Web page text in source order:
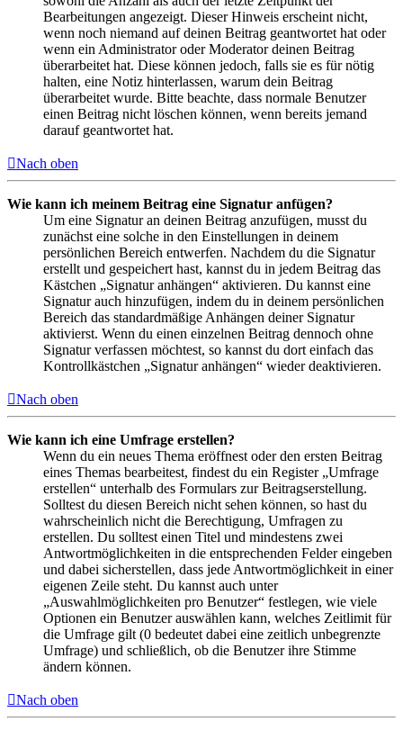
Bearbeitungen angezeigt. Dieser Hinweis erscheint nicht,
wenn noch niemand auf deinen Beitrag geantwortet hat oder
wenn ein Administrator oder Moderator deinen Beitrag
überarbeitet hat. Diese können jedoch, falls sie es für nötig
halten, eine Notiz hinterlassen, warum dein Beitrag
überarbeitet wurde. Bitte beachte, dass normale Benutzer
einen Beitrag nicht löschen können, wenn bereits jemand
darauf geantwortet hat.
Nach oben
Wie kann ich meinem Beitrag eine Signatur anfügen?
Um eine Signatur an deinen Beitrag anzufügen, musst du
zunächst eine solche in den Einstellungen in deinem
persönlichen Bereich entwerfen. Nachdem du die Signatur
erstellt und gespeichert hast, kannst du in jedem Beitrag das
Kästchen „Signatur anhängen“ aktivieren. Du kannst eine
Signatur auch hinzufügen, indem du in deinem persönlichen
Bereich das standardmäßige Anhängen deiner Signatur
aktivierst. Wenn du einen einzelnen Beitrag dennoch ohne
Signatur verfassen möchtest, so kannst du dort einfach das
Kontrollkästchen „Signatur anhängen“ wieder deaktivieren.
Nach oben
Wie kann ich eine Umfrage erstellen?
Wenn du ein neues Thema eröffnest oder den ersten Beitrag
eines Themas bearbeitest, findest du ein Register „Umfrage
erstellen“ unterhalb des Formulars zur Beitragserstellung.
Solltest du diesen Bereich nicht sehen können, so hast du
wahrscheinlich nicht die Berechtigung, Umfragen zu
erstellen. Du solltest einen Titel und mindestens zwei
Antwortmöglichkeiten in die entsprechenden Felder eingeben
und dabei sicherstellen, dass jede Antwortmöglichkeit in einer
eigenen Zeile steht. Du kannst auch unter
„Auswahlmöglichkeiten pro Benutzer“ festlegen, wie viele
Optionen ein Benutzer auswählen kann, welches Zeitlimit für
die Umfrage gilt (0 bedeutet dabei eine zeitlich unbegrenzte
Umfrage) und schließlich, ob die Benutzer ihre Stimme
ändern können.
Nach oben